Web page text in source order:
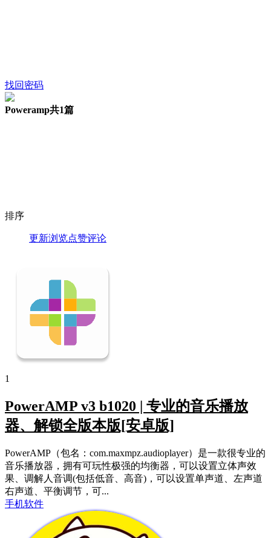
找回密码
Poweramp共1篇
排序
更新浏览点赞评论
1
PowerAMP v3 b1020 | 专业的音乐播放
器、解锁全版本版[安卓版]
PowerAMP（包名：com.maxmpz.audioplayer）是一款很专业的
音乐播放器，拥有可玩性极强的均衡器，可以设置立体声效
果、调解人音调(包括低音、高音)，可以设置单声道、左声道
右声道、平衡调节，可...
手机软件